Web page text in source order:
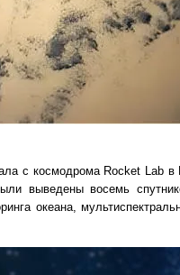
с космодрома Rocket Lab
выведены восемь
океана,